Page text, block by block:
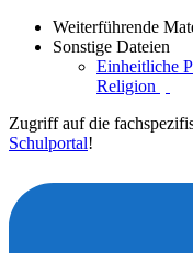
Weiterführende
Sonstige Dateien
Einheitliche
Religion
Zugriff auf die
Schulportal!